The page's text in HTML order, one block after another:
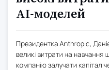
AI-моделей
Президентка Anthropic,
великі витрати на навчання
компанію залучати капітал